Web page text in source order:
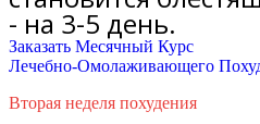
- на 3-5 день.
Заказать Месячный Курс
Лечебно-Омолаживающего
Вторая неделя похудения